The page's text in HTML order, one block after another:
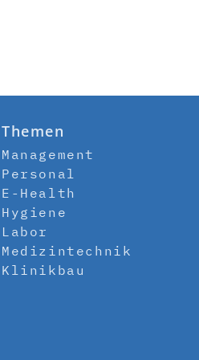
Themen
Management
Personal
E-Health
Hygiene
Labor
Medizintechnik
Klinikbau